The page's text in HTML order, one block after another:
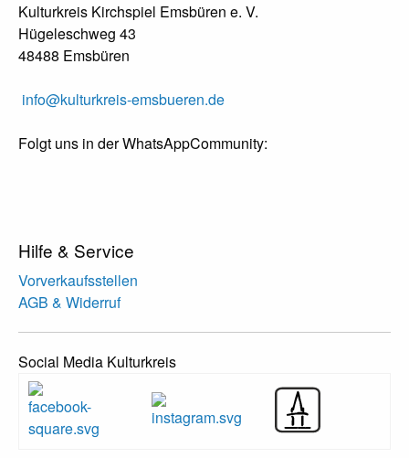
Kulturkreis Kirchspiel Emsbüren e. V.
Hügeleschweg 43
48488 Emsbüren
info@kulturkreis-emsbueren.de
Folgt uns in der WhatsAppCommunity:
Hilfe & Service
Vorverkaufsstellen
AGB & Widerruf
Social Media Kulturkreis